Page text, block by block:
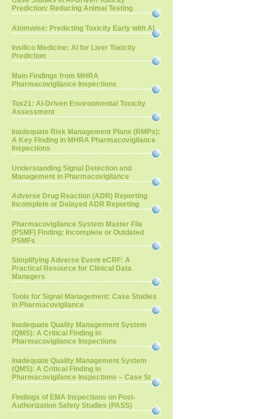
Prediction: Reducing Animal Testing
Atomwise: Predicting Toxicity Early with AI
Insilico Medicine: AI for Liver Toxicity
Prediction
Main Findings from MHRA
Pharmacovigilance Inspections
Tox21: AI-Driven Environmental Toxicity
Assessment
Inadequate Risk Management Plans (RMPs):
A Key Finding in MHRA Pharmacovigilance
Inspections
Understanding Signal Detection and
Management in Pharmacovigilance
Adverse Drug Reaction (ADR) Reporting
Incomplete or Delayed ADR Reporting
Pharmacovigilance System Master File
(PSMF) Finding: Incomplete or Outdated
PSMFs
Simplifying Adverse Event eCRF: A
Practical Resource for Clinical Data
Managers
Tools for Signal Management: Case Studies
in Pharmacovigilance
Inadequate Quality Management System
(QMS): A Critical Finding in
Pharmacovigilance Inspections
Inadequate Quality Management System
(QMS): A Critical Finding in
Pharmacovigilance Inspections – Case St
Findings of EMA Inspections on Post-
Authorization Safety Studies (PASS)